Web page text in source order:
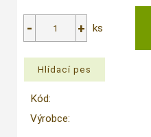
ks
Kód:
Výrobce: